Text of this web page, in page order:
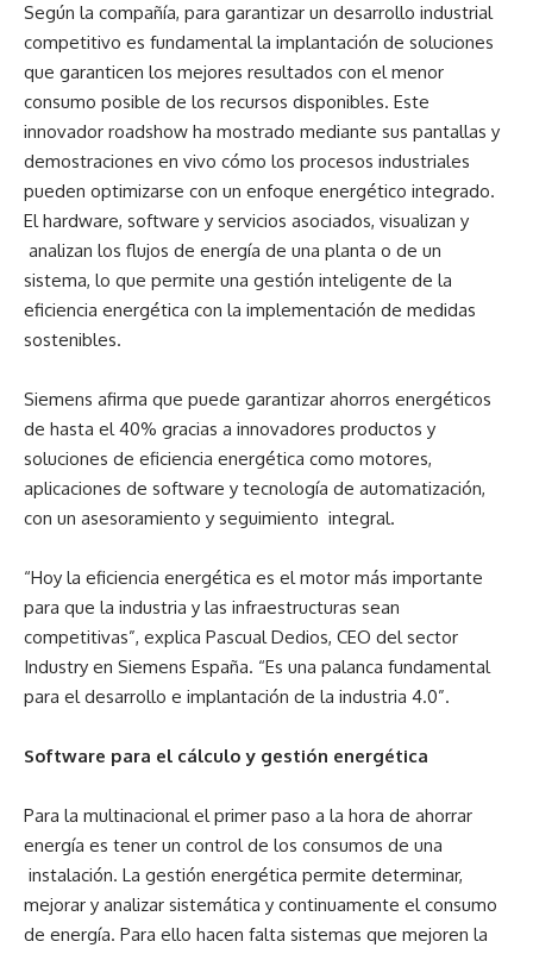
Según la compañía, para garantizar un desarrollo industrial
competitivo es fundamental la implantación de soluciones
que garanticen los mejores resultados con el menor
consumo posible de los recursos disponibles. Este
innovador roadshow ha mostrado mediante sus pantallas y
demostraciones en vivo cómo los procesos industriales
pueden optimizarse con un enfoque energético integrado.
El hardware, software y servicios asociados, visualizan y
analizan los flujos de energía de una planta o de un
sistema, lo que permite una gestión inteligente de la
eficiencia energética con la implementación de medidas
sostenibles.
Siemens afirma que puede garantizar ahorros energéticos
de hasta el 40% gracias a innovadores productos y
soluciones de eficiencia energética como motores,
aplicaciones de software y tecnología de automatización,
con un asesoramiento y seguimiento integral.
“Hoy la eficiencia energética es el motor más importante
para que la industria y las infraestructuras sean
competitivas”, explica Pascual Dedios, CEO del sector
Industry en Siemens España. “Es una palanca fundamental
para el desarrollo e implantación de la industria 4.0”.
Software para el cálculo y gestión energética
Para la multinacional el primer paso a la hora de ahorrar
energía es tener un control de los consumos de una
instalación. La gestión energética permite determinar,
mejorar y analizar sistemática y continuamente el consumo
de energía. Para ello hacen falta sistemas que mejoren la